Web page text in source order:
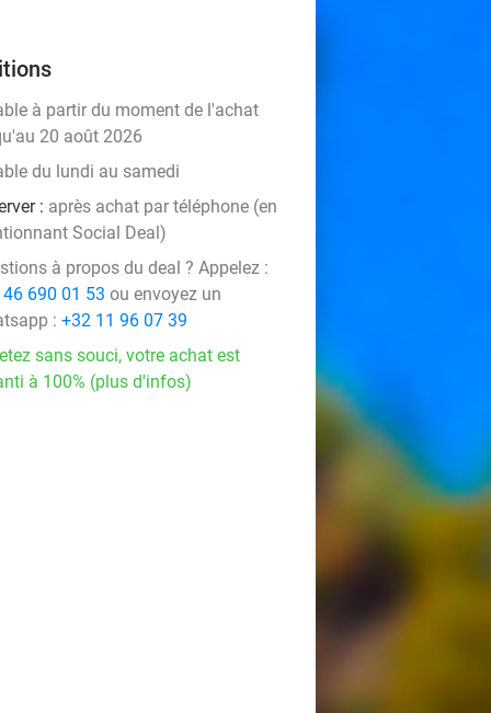
à partir du moment de l'achat
20 août 2026
du lundi au samedi
: après achat par téléphone (en
Social Deal)
à propos du deal ? Appelez :
690 01 53 ou envoyez un
: +32 11 96 07 39
sans souci, votre achat est
à 100% (plus d'infos)